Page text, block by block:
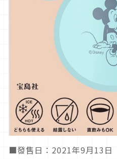
■發售日：2021年9月13日